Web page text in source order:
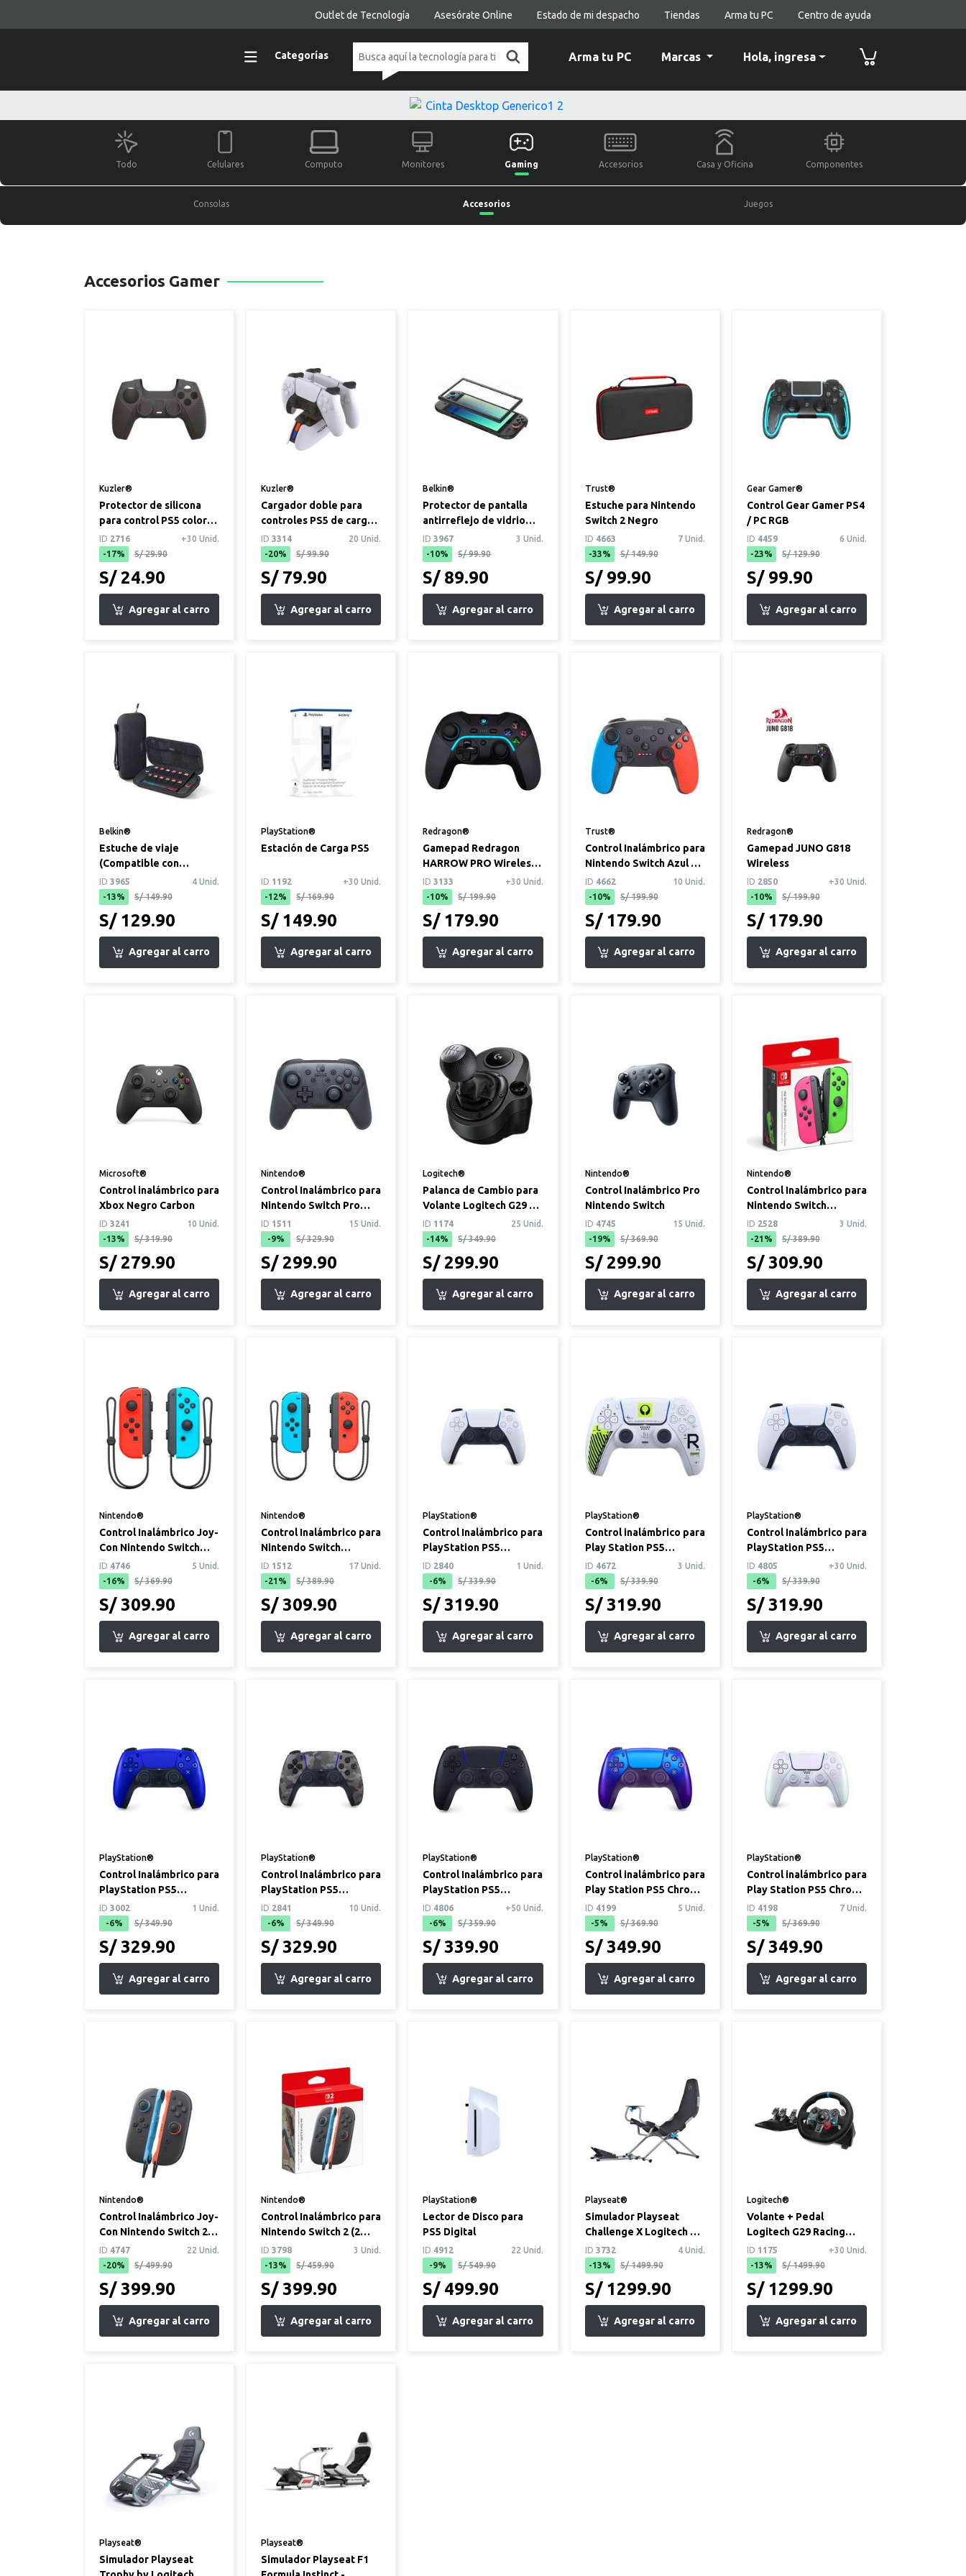
Outlet de Tecnología Asesórate Online Estado de mi despacho Tiendas Arma tu PC Centro de ayuda
Categorías Arma tu PC Marcas Hola, ingresa
Todo Celulares Computo Monitores Gaming Accesorios Casa y Oficina Componentes
Consolas Accesorios Juegos
Accesorios Gamer
Kuzler®
Protector de silicona
para control PS5 color
negro
ID 2716
+30 Unid.
-17%
S/ 29.90
S/ 24.90
Kuzler®
Cargador doble para
controles PS5 de carga
rapida
ID3314
20 Unid.
-20%
S/ 99.90
S/ 79.90
Belkin®
Protector de pantalla
antirreflejo de vidrio
templado (Compatible
con Ni...
ID3967
3 Unid.
-10%
S/ 99.90
S/ 89.90
Trust®
Estuche para Nintendo
Switch 2 Negro
ID 4663
7 Unid.
-33%
S/ 149.90
S/ 99.90
Gear Gamer®
Control Gear Gamer PS4
/ PC RGB
ID 4459
6 Unid.
-23%
S/ 129.90
S/ 99.90
Belkin®
Estuche de viaje
(Compatible con
Nintendo Switch 2)
ID 3965
4 Unid.
-13%
S/ 149.90
S/ 129.90
PlayStation®
Estación de Carga PS5
ID 1192
+30 Unid.
-12%
S/ 169.90
S/ 149.90
Redragon®
Gamepad Redragon
HARROW PRO Wireless
G808PRO
ID3133
+30 Unid.
-10%
S/ 199.90
S/ 179.90
Trust®
Control Inalámbrico para
Nintendo Switch Azul y
Rojo
ID 4662
10 Unid.
-10%
S/ 199.90
S/ 179.90
Redragon®
Gamepad JUNO G818
Wireless
ID 2850
+30 Unid.
-10%
S/ 199.90
S/ 179.90
Microsoft®
Control inalámbrico para
Xbox Negro Carbon
ID 3241
10 Unid.
-13%
S/ 319.90
S/ 279.90
Nintendo®
Control Inalámbrico para
Nintendo Switch Pro
Controller
ID 1511
15 Unid.
-9%
S/ 329.90
S/ 299.90
Logitech®
Palanca de Cambio para
Volante Logitech G29 /
G920 / G923
ID 1174
25 Unid.
-14%
S/ 349.90
S/ 299.90
Nintendo®
Control Inalámbrico Pro
Nintendo Switch
ID 4745
15 Unid.
-19%
S/ 369.90
S/ 299.90
Nintendo®
Control Inalámbrico para
Nintendo Switch
Rosado/Verde
ID 2528
3 Unid.
-21%
S/ 389.90
S/ 309.90
Nintendo®
Control Inalámbrico Joy-
Con Nintendo Switch
Azul Neón / Rojo Neón
ID 4746
5 Unid.
-16%
S/ 369.90
S/ 309.90
Nintendo®
Control Inalámbrico para
Nintendo Switch
Rojo/Azul Neon
ID 1512
17 Unid.
-21%
S/ 389.90
S/ 309.90
PlayStation®
Control Inalámbrico para
PlayStation PS5
DualSense Blanco
ID 2840
1 Unid.
-6%
S/ 339.90
S/ 319.90
PlayStation®
Control inalámbrico para
Play Station PS5
Marathon Limited
Edition
ID 4672
3 Unid.
-6%
S/ 339.90
S/ 319.90
PlayStation®
Control Inalámbrico para
PlayStation PS5
DualSense Blanco
ID 4805
+30 Unid.
-6%
S/ 339.90
S/ 319.90
PlayStation®
Control Inalámbrico para
PlayStation PS5
DualSense Azul Cobalto
ID 3002
1 Unid.
-6%
S/ 349.90
S/ 329.90
PlayStation®
Control Inalámbrico para
PlayStation PS5
DualSense Gris
Camuflaje
ID 2841
10 Unid.
-6%
S/ 349.90
S/ 329.90
PlayStation®
Control Inalámbrico para
PlayStation PS5
DualSense Negro
Medianoche
ID 4806
+50 Unid.
-6%
S/ 359.90
S/ 339.90
PlayStation®
Control inalámbrico para
Play Station PS5 Chroma
Indigo Syu Amer
ID 4199
5 Unid.
-5%
S/ 369.90
S/ 349.90
PlayStation®
Control inalámbrico para
Play Station PS5 Chroma
Pearl Syu Amer
ID 4198
7 Unid.
-5%
S/ 369.90
S/ 349.90
Nintendo®
Control Inalámbrico Joy-
Con Nintendo Switch 2
Azul Claro / Rojo Claro
ID 4747
22 Unid.
-20%
S/ 499.90
S/ 399.90
Nintendo®
Control Inalámbrico para
Nintendo Switch 2 (2
mandos Derecha e
Izquierda)
ID3798
3 Unid.
-13%
S/ 459.90
S/ 399.90
PlayStation®
Lector de Disco para
PS5 Digital
ID 4912
22 Unid.
-9%
S/ 549.90
S/ 499.90
Playseat®
Simulador Playseat
Challenge X Logitech G
Edition
ID 3732
4 Unid.
-13%
S/ 1499.90
S/ 1299.90
Logitech®
Volante + Pedal
Logitech G29 Racing
Wheel PC/PS3/PS4/PS5
ID 1175
+30 Unid.
-13%
S/ 1499.90
S/ 1299.90
Playseat®
Simulador Playseat
Playseat®
Simulador Playseat F1